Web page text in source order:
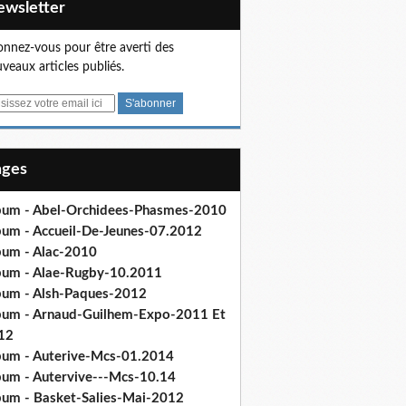
vous pour être averti des
articles publiés.
- Abel-Orchidees-Phasmes-2010
- Accueil-De-Jeunes-07.2012
- Alac-2010
- Alae-Rugby-10.2011
- Alsh-Paques-2012
- Arnaud-Guilhem-Expo-2011 Et
- Auterive-Mcs-01.2014
- Autervive---Mcs-10.14
- Basket-Salies-Mai-2012